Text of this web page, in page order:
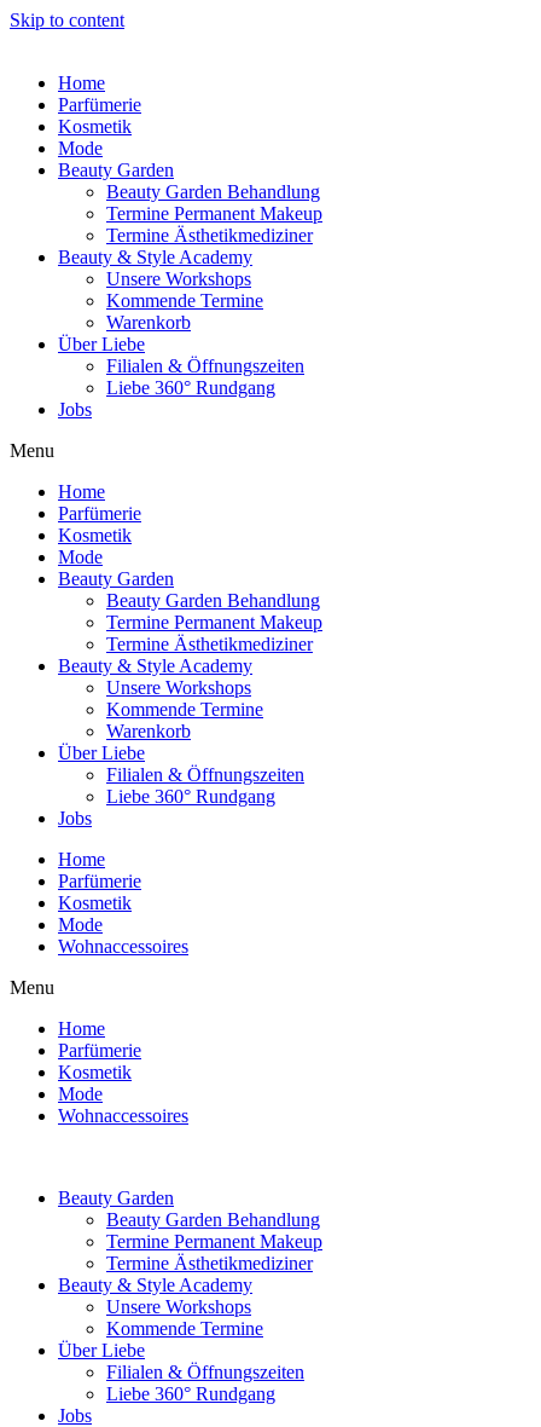
Skip to content
Home
Parfümerie
Kosmetik
Mode
Beauty Garden
Beauty Garden Behandlung
Termine Permanent Makeup
Termine Ästhetikmediziner
Beauty & Style Academy
Unsere Workshops
Kommende Termine
Warenkorb
Über Liebe
Filialen & Öffnungszeiten
Liebe 360° Rundgang
Jobs
Menu
Home
Parfümerie
Kosmetik
Mode
Beauty Garden
Beauty Garden Behandlung
Termine Permanent Makeup
Termine Ästhetikmediziner
Beauty & Style Academy
Unsere Workshops
Kommende Termine
Warenkorb
Über Liebe
Filialen & Öffnungszeiten
Liebe 360° Rundgang
Jobs
Home
Parfümerie
Kosmetik
Mode
Wohnaccessoires
Menu
Home
Parfümerie
Kosmetik
Mode
Wohnaccessoires
Beauty Garden
Beauty Garden Behandlung
Termine Permanent Makeup
Termine Ästhetikmediziner
Beauty & Style Academy
Unsere Workshops
Kommende Termine
Über Liebe
Filialen & Öffnungszeiten
Liebe 360° Rundgang
Jobs